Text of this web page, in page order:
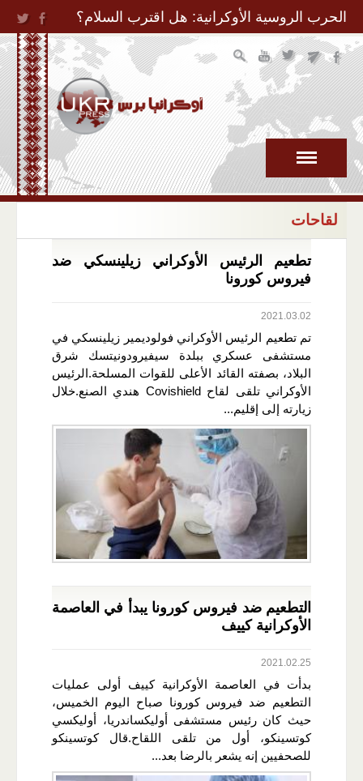
Jump to Navigation
الحرب الروسية الأوكرانية: هل اقترب السلام؟
لقاحات
تطعيم الرئيس الأوكراني زيلينسكي ضد
فيروس كورونا
2021.03.02
تم تطعيم الرئيس الأوكراني فولوديمير زيلينسكي في
مستشفى عسكري ببلدة سيفيرودونيتسك شرق
البلاد، بصفته القائد الأعلى للقوات المسلحة.الرئيس
الأوكراني تلقى لقاح Covishield هندي الصنع.خلال
زيارته إلى إقليم...
التطعيم ضد فيروس كورونا يبدأ في العاصمة
الأوكرانية كييف
2021.02.25
بدأت في العاصمة الأوكرانية كييف أولى عمليات
التطعيم ضد فيروس كورونا صباح اليوم الخميس،
حيث كان رئيس مستشفى أوليكساندريا، أوليكسي
كوتسينكو، أول من تلقى اللقاح.قال كوتسينكو
للصحفيين إنه يشعر بالرضا بعد...